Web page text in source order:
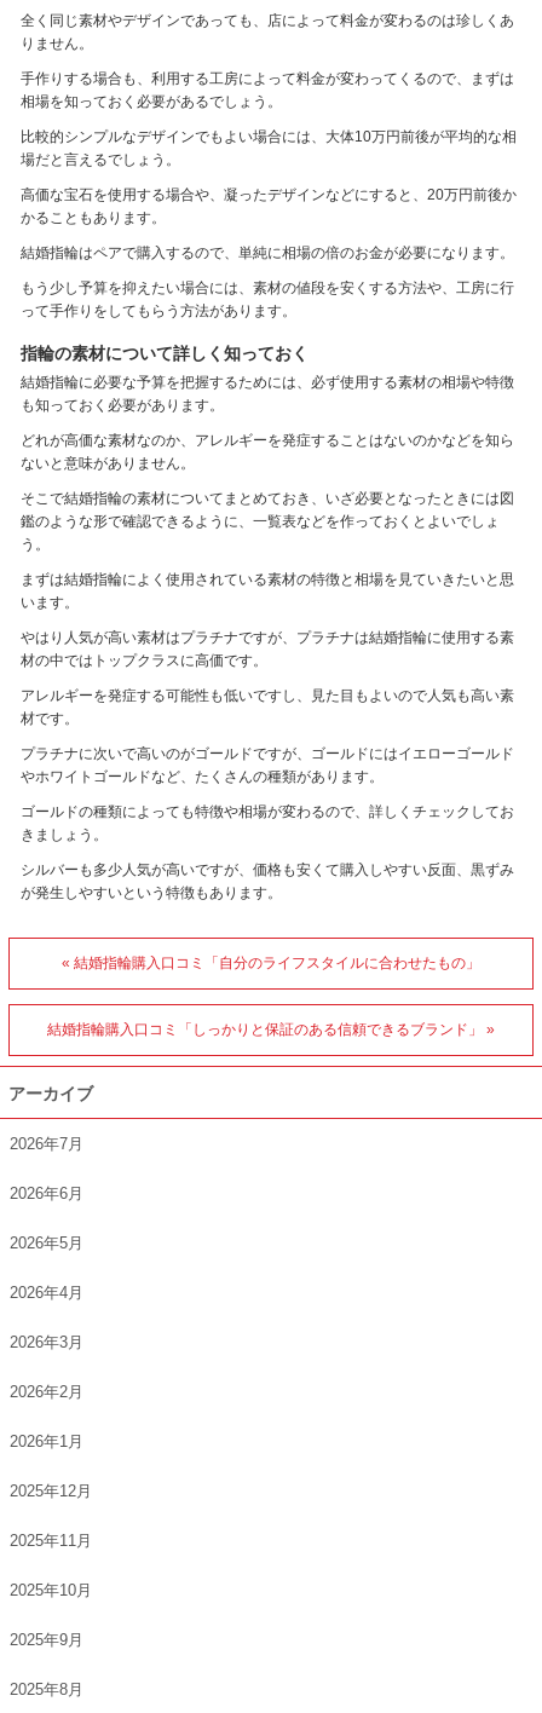
全く同じ素材やデザインであっても、店によって料金が変わるのは珍しくあ
りません。
手作りする場合も、利用する工房によって料金が変わってくるので、まずは
相場を知っておく必要があるでしょう。
比較的シンプルなデザインでもよい場合には、大体10万円前後が平均的な相
場だと言えるでしょう。
高価な宝石を使用する場合や、凝ったデザインなどにすると、20万円前後か
かることもあります。
結婚指輪はペアで購入するので、単純に相場の倍のお金が必要になります。
もう少し予算を抑えたい場合には、素材の値段を安くする方法や、工房に行
って手作りをしてもらう方法があります。
指輪の素材について詳しく知っておく
結婚指輪に必要な予算を把握するためには、必ず使用する素材の相場や特徴
も知っておく必要があります。
どれが高価な素材なのか、アレルギーを発症することはないのかなどを知ら
ないと意味がありません。
そこで結婚指輪の素材についてまとめておき、いざ必要となったときには図
鑑のような形で確認できるように、一覧表などを作っておくとよいでしょ
う。
まずは結婚指輪によく使用されている素材の特徴と相場を見ていきたいと思
います。
やはり人気が高い素材はプラチナですが、プラチナは結婚指輪に使用する素
材の中ではトップクラスに高価です。
アレルギーを発症する可能性も低いですし、見た目もよいので人気も高い素
材です。
プラチナに次いで高いのがゴールドですが、ゴールドにはイエローゴールド
やホワイトゴールドなど、たくさんの種類があります。
ゴールドの種類によっても特徴や相場が変わるので、詳しくチェックしてお
きましょう。
シルバーも多少人気が高いですが、価格も安くて購入しやすい反面、黒ずみ
が発生しやすいという特徴もあります。
« 結婚指輪購入口コミ「自分のライフスタイルに合わせたもの」
結婚指輪購入口コミ「しっかりと保証のある信頼できるブランド」 »
アーカイブ
2026年7月
2026年6月
2026年5月
2026年4月
2026年3月
2026年2月
2026年1月
2025年12月
2025年11月
2025年10月
2025年9月
2025年8月